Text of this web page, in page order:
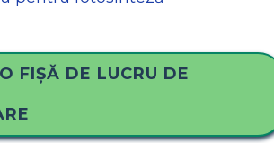
FIȘĂ DE LUCRU DE